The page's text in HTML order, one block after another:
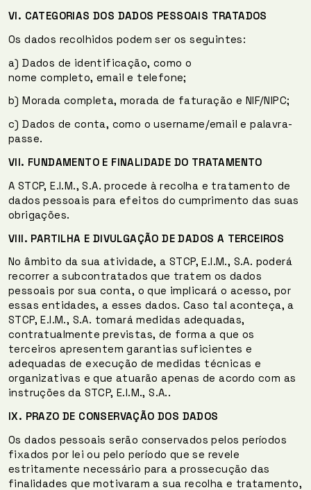
VI. CATEGORIAS DOS DADOS PESSOAIS TRATADOS
Os dados recolhidos podem ser os seguintes:
a) Dados de identificação, como o
nome completo, email e telefone;
b) Morada completa, morada de faturação e NIF/NIPC;
c) Dados de conta, como o username/email e palavra-
passe.
VII. FUNDAMENTO E FINALIDADE DO TRATAMENTO
A STCP, E.I.M., S.A. procede à recolha e tratamento de
dados pessoais para efeitos do cumprimento das suas
obrigações.
VIII. PARTILHA E DIVULGAÇÃO DE DADOS A TERCEIROS
No âmbito da sua atividade, a STCP, E.I.M., S.A. poderá
recorrer a subcontratados que tratem os dados
pessoais por sua conta, o que implicará o acesso, por
essas entidades, a esses dados. Caso tal aconteça, a
STCP, E.I.M., S.A. tomará medidas adequadas,
contratualmente previstas, de forma a que os
terceiros apresentem garantias suficientes e
adequadas de execução de medidas técnicas e
organizativas e que atuarão apenas de acordo com as
instruções da STCP, E.I.M., S.A..
IX. PRAZO DE CONSERVAÇÃO DOS DADOS
Os dados pessoais serão conservados pelos períodos
fixados por lei ou pelo período que se revele
estritamente necessário para a prossecução das
finalidades que motivaram a sua recolha e tratamento,